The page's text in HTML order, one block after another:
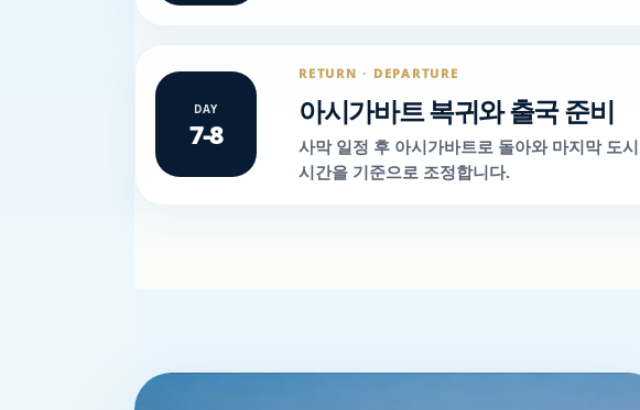
DAY
7-8
RETURN · DEPARTURE
아시가바트 복귀와 출국 준비
사막 일정 후 아시가바트로 돌아와 마지막 도
시간을 기준으로 조정합니다.